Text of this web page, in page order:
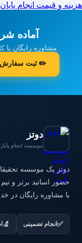
هزینه و قیمت انجام
آماده
مشاوره رایگان با
✏️ ثبت سفارش
دوتز
موسسه انجام
با مشاوره رایگان در
✅ انجام تضمینی 🔬